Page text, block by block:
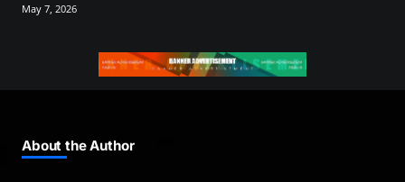
May 7, 2026
About the Author